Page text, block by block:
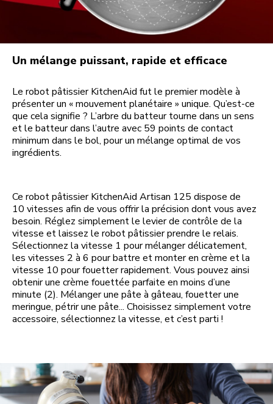
Un mélange puissant, rapide et efficace
Le robot pâtissier KitchenAid fut le premier modèle à
présenter un « mouvement planétaire » unique. Qu’est-ce
que cela signifie ? L’arbre du batteur tourne dans un sens
et le batteur dans l’autre avec 59 points de contact
minimum dans le bol, pour un mélange optimal de vos
ingrédients.
Ce robot pâtissier KitchenAid Artisan 125 dispose de
10 vitesses afin de vous offrir la précision dont vous avez
besoin. Réglez simplement le levier de contrôle de la
vitesse et laissez le robot pâtissier prendre le relais.
Sélectionnez la vitesse 1 pour mélanger délicatement,
les vitesses 2 à 6 pour battre et monter en crème et la
vitesse 10 pour fouetter rapidement. Vous pouvez ainsi
obtenir une crème fouettée parfaite en moins d’une
minute (2). Mélanger une pâte à gâteau, fouetter une
meringue, pétrir une pâte... Choisissez simplement votre
accessoire, sélectionnez la vitesse, et c’est parti !